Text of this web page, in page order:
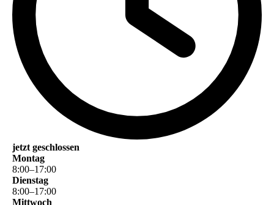
jetzt geschlossen
Montag
8:00–17:00
Dienstag
8:00–17:00
Mittwoch